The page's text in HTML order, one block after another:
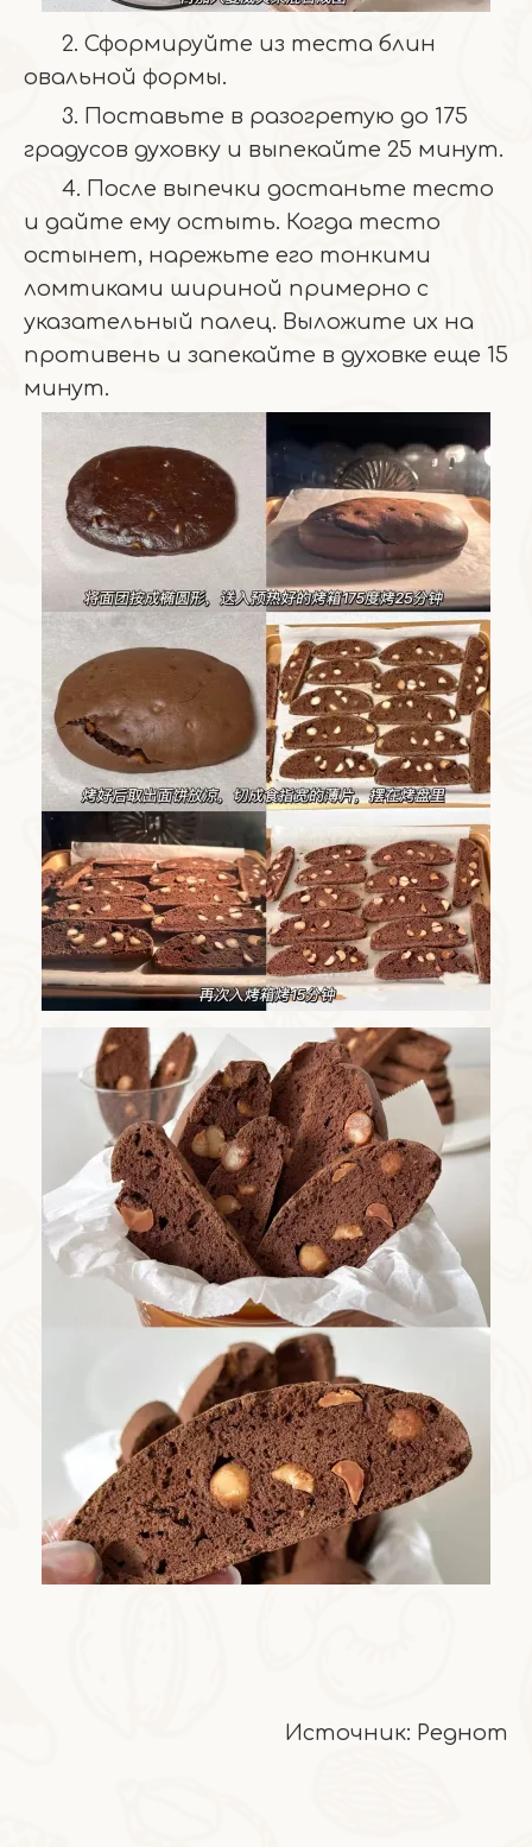
2. Сформируйте из теста блин
овальной формы.
3. Поставьте в разогретую до 175
градусов духовку и выпекайте 25 минут.
4. После выпечки достаньте тесто
и дайте ему остыть. Когда тесто
остынет, нарежьте его тонкими
ломтиками шириной примерно с
указательный палец. Выложите их на
противень и запекайте в духовке еще 15
минут.
Источник: Реднот